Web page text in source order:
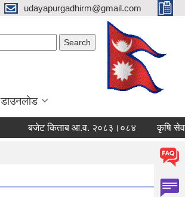
udayapurgadhirm@gmail.com
डाउनलोड
बजेट किताब आ.व. २०८३।०८४ कृषि सेवा